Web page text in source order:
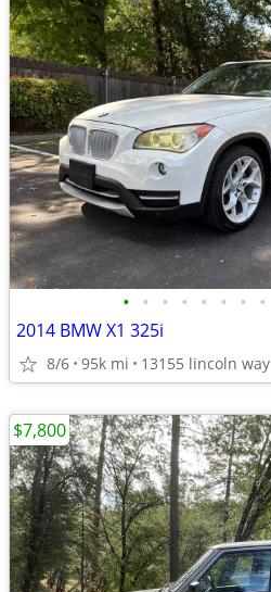
• • • • • • • •
2014 BMW X1 325i
8/6 95k mi 13155 lincoln way
$7,800